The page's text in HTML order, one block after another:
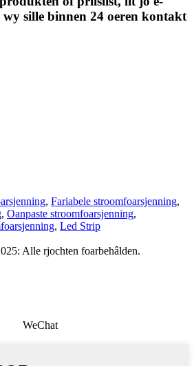
wy sille binnen 24 oeren kontakt
, Fariabele stroomfoarsjenning,
, Oanpaste stroomfoarsjenning,
, Led Strip
Alle rjochten foarbehâlden.
WeChat